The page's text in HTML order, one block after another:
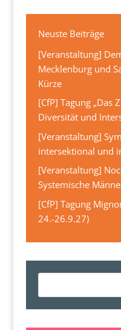
Neuste Beiträge
[Veranstaltung]
Mecklenburg und
Kürze
[CfP] Tagung „Das
Diversität und
[Veranstaltung]
intersektional und
[Veranstaltung]
Systemische
[CfP] Tagung
24.-26.9.27)